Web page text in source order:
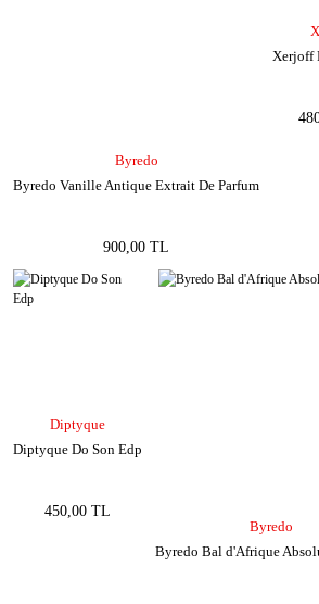
Byredo
Byredo Vanille Antique Extrait De Parfum
900,00 TL
Xerjoff
Diptyque
Diptyque Do Son Edp
450,00 TL
Byredo
Byredo Bal d'Afrique